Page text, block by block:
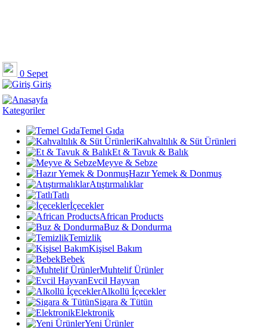
0 Sepet
Giriş
Kategoriler
Temel Gıda
Kahvaltılık & Süt Ürünleri
Et & Tavuk & Balık
Meyve & Sebze
Hazır Yemek & Donmuş
Atıştırmalıklar
Tatlı
İçecekler
African Products
Buz & Dondurma
Temizlik
Kişisel Bakım
Bebek
Muhtelif Ürünler
Evcil Hayvan
Alkollü İçecekler
Sigara & Tütün
Elektronik
Yeni Ürünler